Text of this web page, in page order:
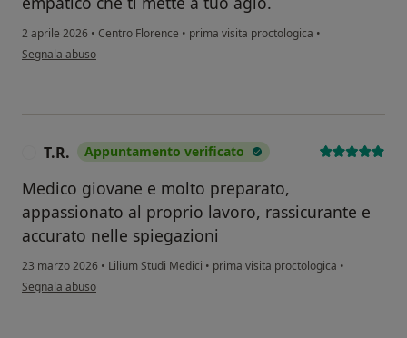
2 aprile 2026 • Centro Florence • prima visita proctologica •
secondo l'opinione dell'utente A.S
Segnala abuso
T.R. Appuntamento verificato
Medico giovane e molto preparato,
appassionato al proprio lavoro, rassicurante e
accurato nelle spiegazioni
23 marzo 2026 • Lilium Studi Medici • prima visita proctologica •
secondo l'opinione dell'utente T.R.
Segnala abuso